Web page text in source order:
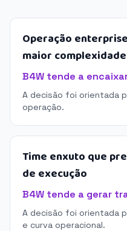
Operação
maior complexidade
B4W tende a
A decisão foi orientada
operação.
Time enxuto que
de execução
B4W tende a gerar
A decisão foi orientada
e curva operacional.